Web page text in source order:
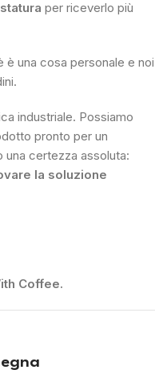
per riceverlo più
una cosa personale e noi
industriale. Possiamo
pronto per un
una certezza assoluta:
la soluzione
Coffee.